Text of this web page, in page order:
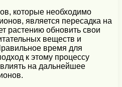
которые необходимо
является пересадка на
растению обновить свои
веществ и
время для
к этому процессу
на дальнейшее